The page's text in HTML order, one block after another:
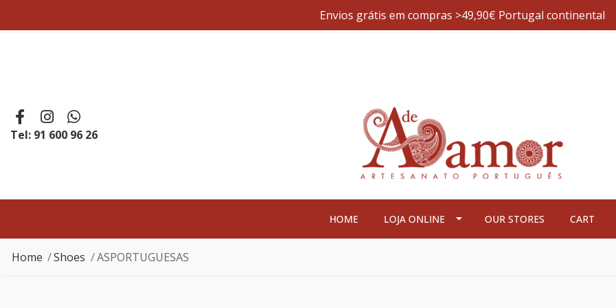
Envios grátis em compras >49,90€ Portugal continental
Tel: 91 600 96 26
HOME LOJA ONLINE OUR STORES CART
Home Shoes ASPORTUGUESAS